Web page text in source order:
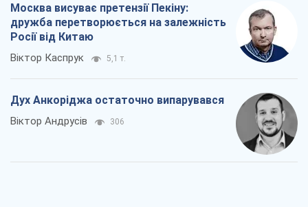
Москва висуває претензії Пекіну:
дружба перетворюється на залежність
Росії від Китаю
Віктор Каспрук 5,1 т.
Дух Анкоріджа остаточно випарувався
Віктор Андрусів 306